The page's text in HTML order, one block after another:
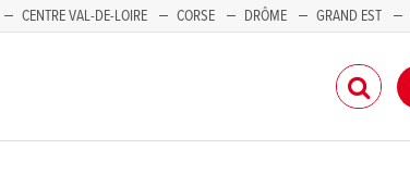
CENTRE VAL-DE-LOIRE CORSE DRÔME GRAND EST